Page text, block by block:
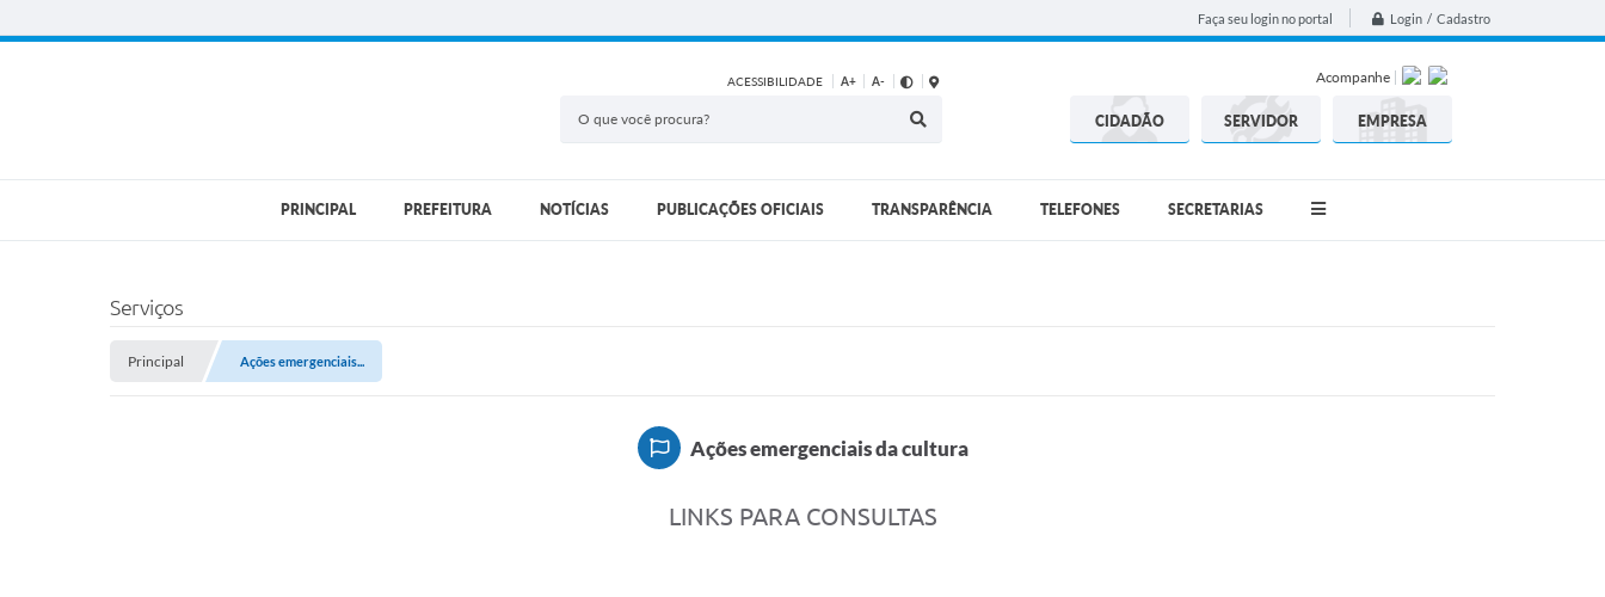
Faça seu login no portal Login / Cadastro
ACESSIBILIDADE A+ A- Acompanhe
CIDADÃO SERVIDOR EMPRESA
PRINCIPAL PREFEITURA NOTÍCIAS PUBLICAÇÕES OFICIAIS TRANSPARÊNCIA TELEFONES SECRETARIAS
Serviços
Principal Ações emergenciais...
Ações emergenciais da cultura
LINKS PARA CONSULTAS